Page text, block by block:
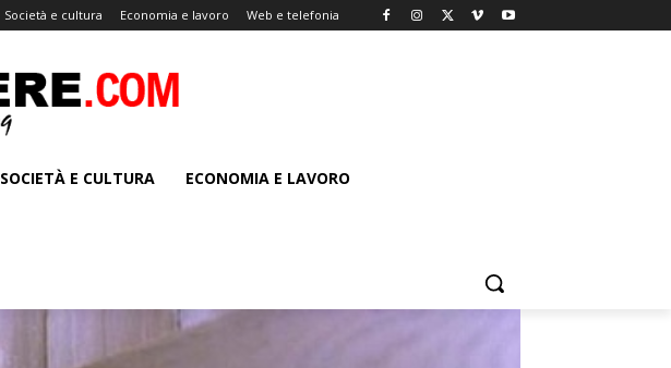
Società e cultura Economia e lavoro Web e telefonia
SOCIETÀ E CULTURA ECONOMIA E LAVORO